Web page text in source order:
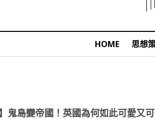
HOME 思想
鬼島變帝國！英國為何如此可愛又